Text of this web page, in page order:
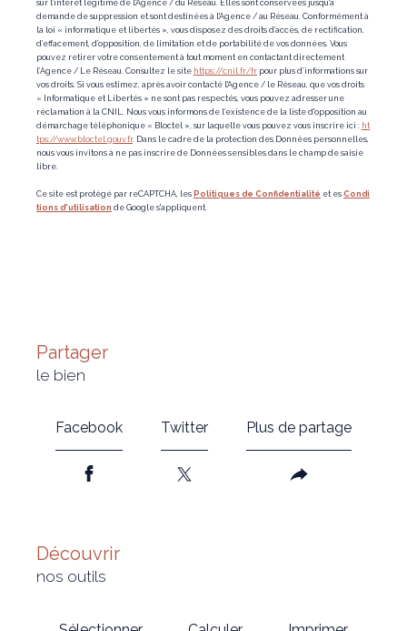
sur l'intérêt légitime de l'Agence / du Réseau. Elles sont conservées jusqu'à
demande de suppression et sont destinées à l'Agence / au Réseau. Conformément à
la loi « informatique et libertés », vous disposez des droits d’accès, de rectification,
d’effacement, d’opposition, de limitation et de portabilité de vos données. Vous
pouvez retirer votre consentement à tout moment en contactant directement
l’Agence / Le Réseau. Consultez le site https://cnil.fr/fr pour plus d’informations sur
vos droits. Si vous estimez, après avoir contacté l'Agence / le Réseau, que vos droits
« Informatique et Libertés » ne sont pas respectés, vous pouvez adresser une
réclamation à la CNIL. Nous vous informons de l’existence de la liste d'opposition au
démarchage téléphonique « Bloctel », sur laquelle vous pouvez vous inscrire ici : ht
tps://www.bloctel.gouv.fr. Dans le cadre de la protection des Données personnelles,
nous vous invitons à ne pas inscrire de Données sensibles dans le champ de saisie
libre.
Ce site est protégé par reCAPTCHA, les Politiques de Confidentialité et es Condi
tions d'utilisation de Google s'appliquent.
partager
le bien
Facebook Twitter Plus de partage
découvrir
nos outils